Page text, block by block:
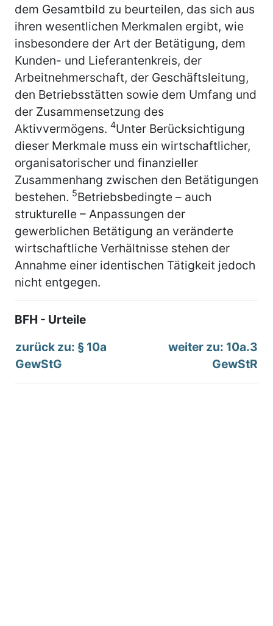
dem Gesamtbild zu beurteilen, das sich aus
ihren wesentlichen Merkmalen ergibt, wie
insbesondere der Art der Betätigung, dem
Kunden- und Lieferantenkreis, der
Arbeitnehmerschaft, der Geschäftsleitung,
den Betriebsstätten sowie dem Umfang und
der Zusammensetzung des
Aktivvermögens. 4Unter Berücksichtigung
dieser Merkmale muss ein wirtschaftlicher,
organisatorischer und finanzieller
Zusammenhang zwischen den Betätigungen
bestehen. 5Betriebsbedingte – auch
strukturelle – Anpassungen der
gewerblichen Betätigung an veränderte
wirtschaftliche Verhältnisse stehen der
Annahme einer identischen Tätigkeit jedoch
nicht entgegen.
BFH - Urteile
zurück zu: § 10a
GewStG
weiter zu: 10a.3
GewStR